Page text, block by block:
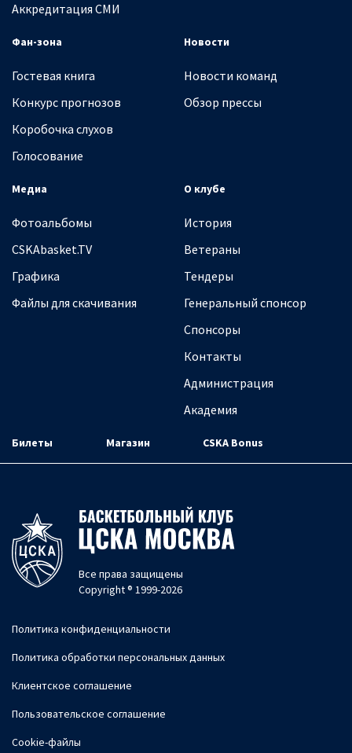
Аккредитация СМИ
Фан-зона
Гостевая книга
Конкурс прогнозов
Коробочка слухов
Голосование
Новости
Новости команд
Обзор прессы
Медиа
Фотоальбомы
CSKAbasket.TV
Графика
Файлы для скачивания
О клубе
История
Ветераны
Тендеры
Генеральный спонсор
Спонсоры
Контакты
Администрация
Академия
Билеты Магазин CSKA Bonus
Все права защищены
Copyright ® 1999-2026
Политика конфиденциальности
Политика обработки персональных данных
Клиентское соглашение
Пользовательское соглашение
Cookie-файлы